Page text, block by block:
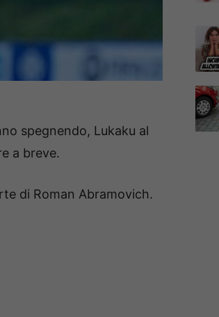
spegnendo, Lukaku al
a breve.
di Roman Abramovich.